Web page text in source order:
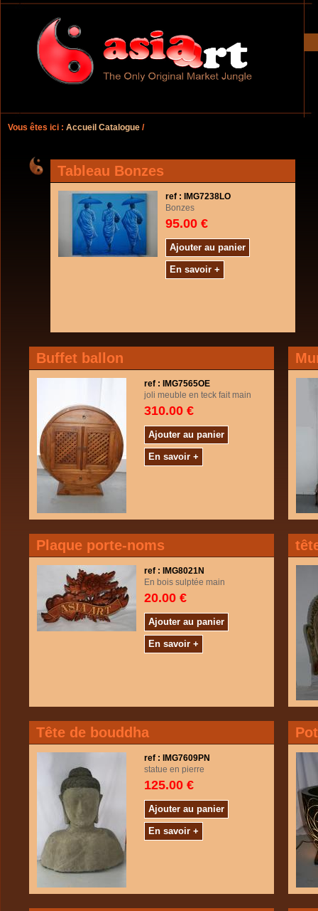
Vous êtes ici : Accueil Catalogue /
Tableau Bonzes
ref : IMG7238LO
Bonzes
95.00 €
Ajouter au panier
En savoir +
Buffet ballon
ref : IMG7565OE
joli meuble en teck fait main
310.00 €
Ajouter au panier
En savoir +
Plaque porte-noms
ref : IMG8021N
En bois sulptée main
20.00 €
Ajouter au panier
En savoir +
Tête de bouddha
ref : IMG7609PN
statue en pierre
125.00 €
Ajouter au panier
En savoir +